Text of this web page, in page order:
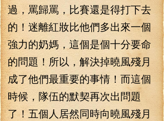
過，罵歸罵，比賽還是得打下去
的！迷離紅妝比他們多出來一個
強力的奶媽，這個是個十分要命
的問題！所以，解決掉曉風殘月
成了他們最重要的事情！而這個
時候，隊伍的默契再次出問題
了！五個人居然同時向曉風殘月